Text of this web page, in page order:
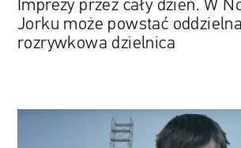
Imprezy przez cały dzień. W
Jorku może powstać
rozrywkowa dzielnica